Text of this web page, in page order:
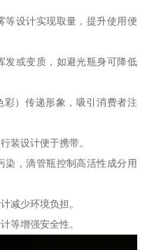
等设计实现取量，提升使用便
发或变质，如避光瓶身可降低
彩）传递形象，吸引消费者注
装设计便于携带。
染，滴管瓶控制高活性成分用
减少环境负担。
等增强安全性。